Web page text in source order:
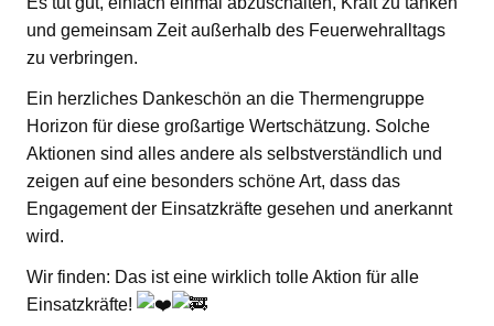
und gemeinsam Zeit außerhalb des Feuerwehralltags
zu verbringen.
Ein herzliches Dankeschön an die Thermengruppe
Horizon für diese großartige Wertschätzung. Solche
Aktionen sind alles andere als selbstverständlich und
zeigen auf eine besonders schöne Art, dass das
Engagement der Einsatzkräfte gesehen und anerkannt
wird.
Wir finden: Das ist eine wirklich tolle Aktion für alle
Einsatzkräfte!